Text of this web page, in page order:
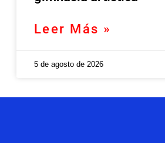
Leer Más »
5 de agosto de 2026